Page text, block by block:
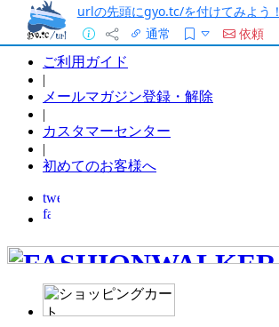
urlの先頭にgyo.tc/を付けてみよう！
通常
依頼